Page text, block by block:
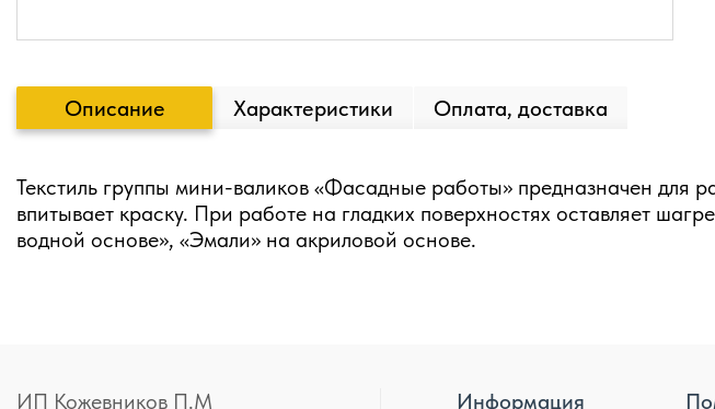
Описание Характеристики Оплата, доставка
Текстиль группы мини-валиков «Фасадные работы» предназначен для
впитывает краску. При работе на гладких поверхностях оставляет
водной основе», «Эмали» на акриловой основе.
ИП Кожевников П.М Информация